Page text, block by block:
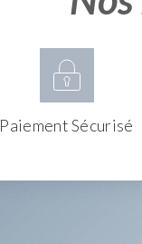
Paiement Sécurisé